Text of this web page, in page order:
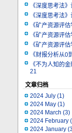
《深度思考法
《深度思考法
《矿产资源评
《矿产资源评
《矿产资源评
《财报分析从0
《不为人知的
21
文章归档
2024 July (1)
2024 May (1)
2024 March (3)
2024 February
2024 January